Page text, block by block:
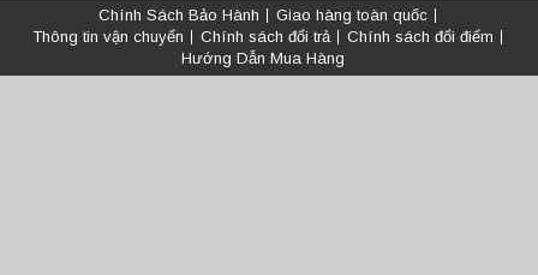
Chính Sách Bảo Hành
Giao hàng toàn quốc
Thông tin vận chuyển
Chính sách đổi trả
Chính sách đổi điểm
Hướng Dẫn Mua Hàng